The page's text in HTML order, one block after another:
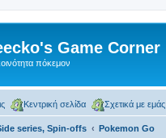
Game Corner
πόκεμον
Κεντρική σελίδα Σχετικά με εμάς
series, Spin-offs Pokemon Go